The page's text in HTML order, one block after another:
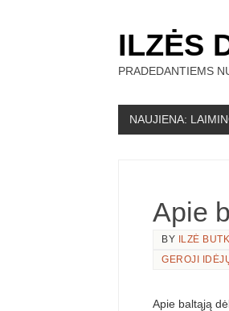
ILZĖS
PRADEDANTIEMS
NAUJIENA:
Apie
BY ILZĖ
GEROJI
Apie baltąją